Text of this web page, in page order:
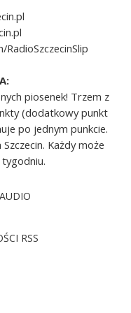
piosenek! Trzem z
(dodatkowy punkt
po jednym punkcie.
Szczecin. Każdy może
RSS